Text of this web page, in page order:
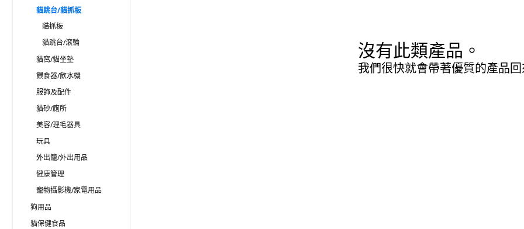
貓跳台/貓抓板
貓抓板
貓跳台/滾輪
貓窩/貓坐墊
餵食器/飲水機
服飾及配件
貓砂/廁所
美容/理毛器具
玩具
外出籠/外出用品
健康管理
寵物攝影機/家電用品
狗用品
貓保健食品
沒有此類產品。
我們很快就會帶著優質的產品